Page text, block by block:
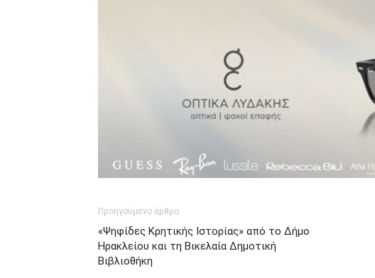
Προηγούμενο άρθρο
«Ψηφίδες Κρητικής Ιστορίας» από το Δήμο
Ηρακλείου και τη Βικελαία Δημοτική
Βιβλιοθήκη